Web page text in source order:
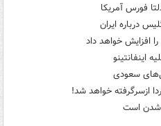
فورس آمریکا
درباره ایران
افزایش خواهد داد
اینفانتینو
سعودی
ازسرگرفته خواهد شد!
شدن است